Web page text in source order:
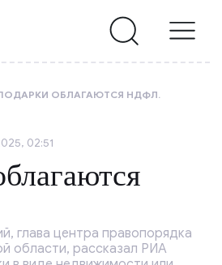
ОБЛАГАЮТСЯ НДФЛ.
02:51
глава центра правопорядка
области, рассказал РИА